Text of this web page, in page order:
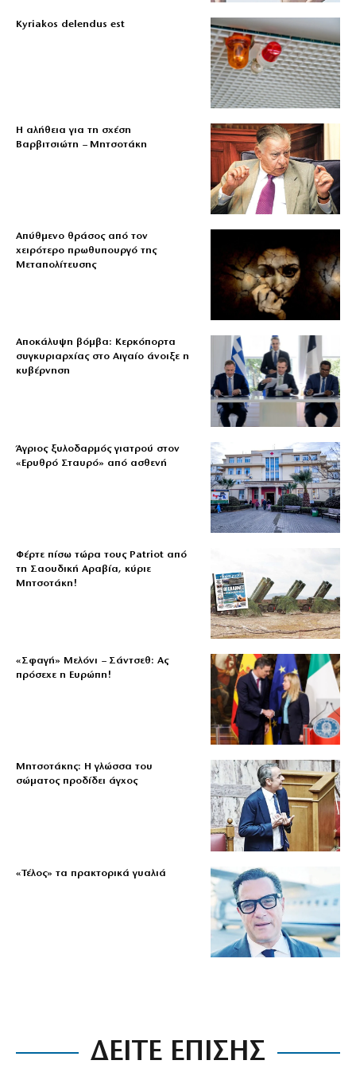
Kyriakos delendus est
Η αλήθεια για τη σχέση
Βαρβιτσιώτη – Μητσοτάκη
Απύθμενο θράσος από τον
χειρότερο πρωθυπουργό της
Μεταπολίτευσης
Αποκάλυψη βόμβα: Κερκόπορτα
συγκυριαρχίας στο Αιγαίο άνοιξε η
κυβέρνηση
Άγριος ξυλοδαρμός γιατρού στον
«Ερυθρό Σταυρό» από ασθενή
Φέρτε πίσω τώρα τους Patriot από
τη Σαουδική Αραβία, κύριε
Μητσοτάκη!
«Σφαγή» Μελόνι – Σάντσεθ: Ας
πρόσεχε η Ευρώπη!
Μητσοτάκης: Η γλώσσα του
σώματος προδίδει άγχος
«Τέλος» τα πρακτορικά γυαλιά
ΔΕΙΤΕ ΕΠΙΣΗΣ